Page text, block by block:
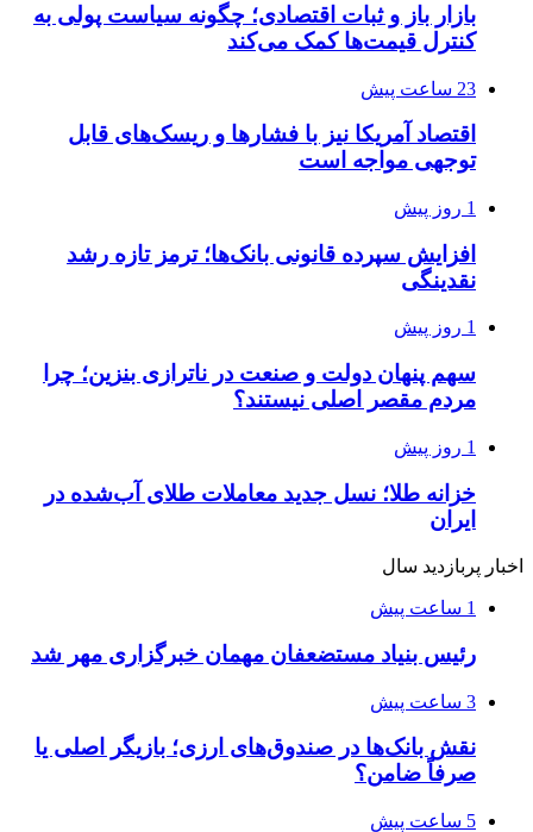
بازار باز و ثبات اقتصادی؛ چگونه سیاست پولی به
کنترل قیمت‌ها کمک می‌کند
23 ساعت پیش
اقتصاد آمریکا نیز با فشارها و ریسک‌های قابل
توجهی مواجه است
1 روز پیش
افزایش سپرده قانونی بانک‌ها؛ ترمز تازه رشد
نقدینگی
1 روز پیش
سهم پنهان دولت و صنعت در ناترازی بنزین؛ چرا
مردم مقصر اصلی نیستند؟
1 روز پیش
خزانه طلا؛ نسل جدید معاملات طلای آب‌شده در
ایران
اخبار پربازدید سال
1 ساعت پیش
رئیس بنیاد مستضعفان مهمان خبرگزاری مهر شد
3 ساعت پیش
نقش بانک‌ها در صندوق‌های ارزی؛ بازیگر اصلی یا
صرفاً ضامن؟
5 ساعت پیش